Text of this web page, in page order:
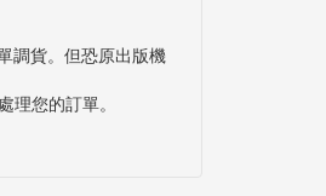
調貨。但恐原出版機
理您的訂單。